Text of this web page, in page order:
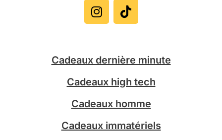
s
t
r
a
m
k
t
Cadeaux dernière minute
Cadeaux high tech
Cadeaux homme
Cadeaux immatériels